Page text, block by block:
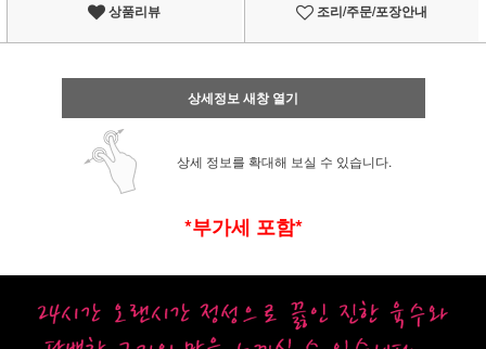
상품리뷰 조리/주문/포장안내
상세정보 새창 열기
상세 정보를 확대해 보실 수 있습니다.
*부가세 포함*